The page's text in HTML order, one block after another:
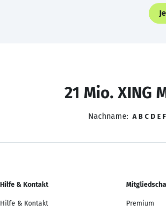
21 Mio. XING
Nachname: A B C D E F
Hilfe & Kontakt
Hilfe & Kontakt Premium